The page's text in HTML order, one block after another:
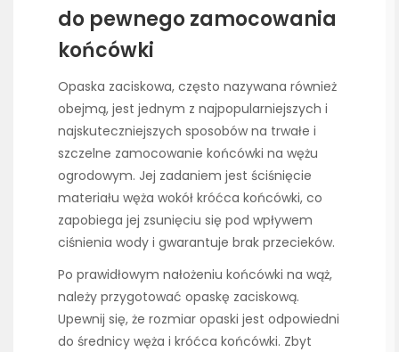
do pewnego zamocowania
końcówki
Opaska zaciskowa, często nazywana również
obejmą, jest jednym z najpopularniejszych i
najskuteczniejszych sposobów na trwałe i
szczelne zamocowanie końcówki na wężu
ogrodowym. Jej zadaniem jest ściśnięcie
materiału węża wokół króćca końcówki, co
zapobiega jej zsunięciu się pod wpływem
ciśnienia wody i gwarantuje brak przecieków.
Po prawidłowym nałożeniu końcówki na wąż,
należy przygotować opaskę zaciskową.
Upewnij się, że rozmiar opaski jest odpowiedni
do średnicy węża i króćca końcówki. Zbyt